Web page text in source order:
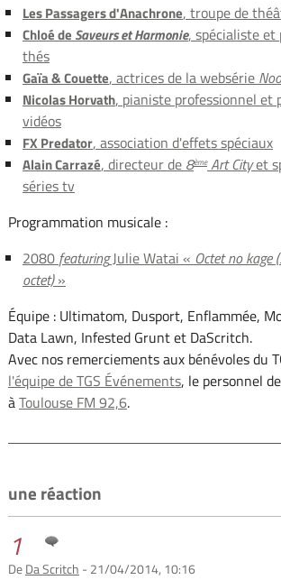
Les Passagers d'Anachrone, troupe de
Chloé de Saveurs et Harmonie, spécialiste et
thés
Gaïa & Couette, actrices de la websérie
Nicolas Horvath, pianiste professionnel et
vidéos
FX Predator, association d'effets spéciaux
Alain Carrazé, directeur de 8èmeArt Cityet
séries tv
Programmation musicale :
2080 featuringJulie Watai « Octet no kage
octet)»
Équipe : Ultimatom, Dusport, Enflammée,
Data Lawn, Infested Grunt et DaScritch.
Avec nos remerciements aux bénévoles du
l'équipe de TGS Événements, le personnel
àToulouse FM 92,6.
une réaction
1
DeDa Scritch - 21/04/2014, 10:16